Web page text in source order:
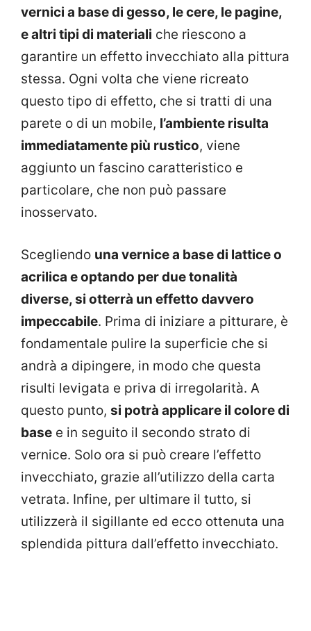
vernici a base di gesso, le cere, le pagine,
e altri tipi di materiali che riescono a
garantire un effetto invecchiato alla pittura
stessa. Ogni volta che viene ricreato
questo tipo di effetto, che si tratti di una
parete o di un mobile, l’ambiente risulta
immediatamente più rustico, viene
aggiunto un fascino caratteristico e
particolare, che non può passare
inosservato.
Scegliendo una vernice a base di lattice o
acrilica e optando per due tonalità
diverse, si otterrà un effetto davvero
impeccabile. Prima di iniziare a pitturare, è
fondamentale pulire la superficie che si
andrà a dipingere, in modo che questa
risulti levigata e priva di irregolarità. A
questo punto, si potrà applicare il colore di
base e in seguito il secondo strato di
vernice. Solo ora si può creare l’effetto
invecchiato, grazie all’utilizzo della carta
vetrata. Infine, per ultimare il tutto, si
utilizzerà il sigillante ed ecco ottenuta una
splendida pittura dall’effetto invecchiato.